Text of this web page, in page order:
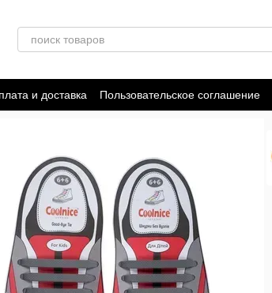
и доставка Пользовательское соглашение